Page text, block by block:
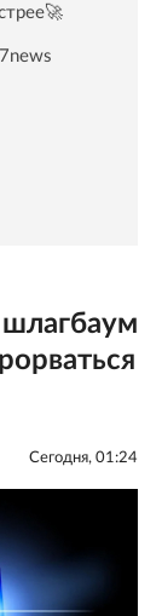
шлагбаум
Сегодня, 01:24